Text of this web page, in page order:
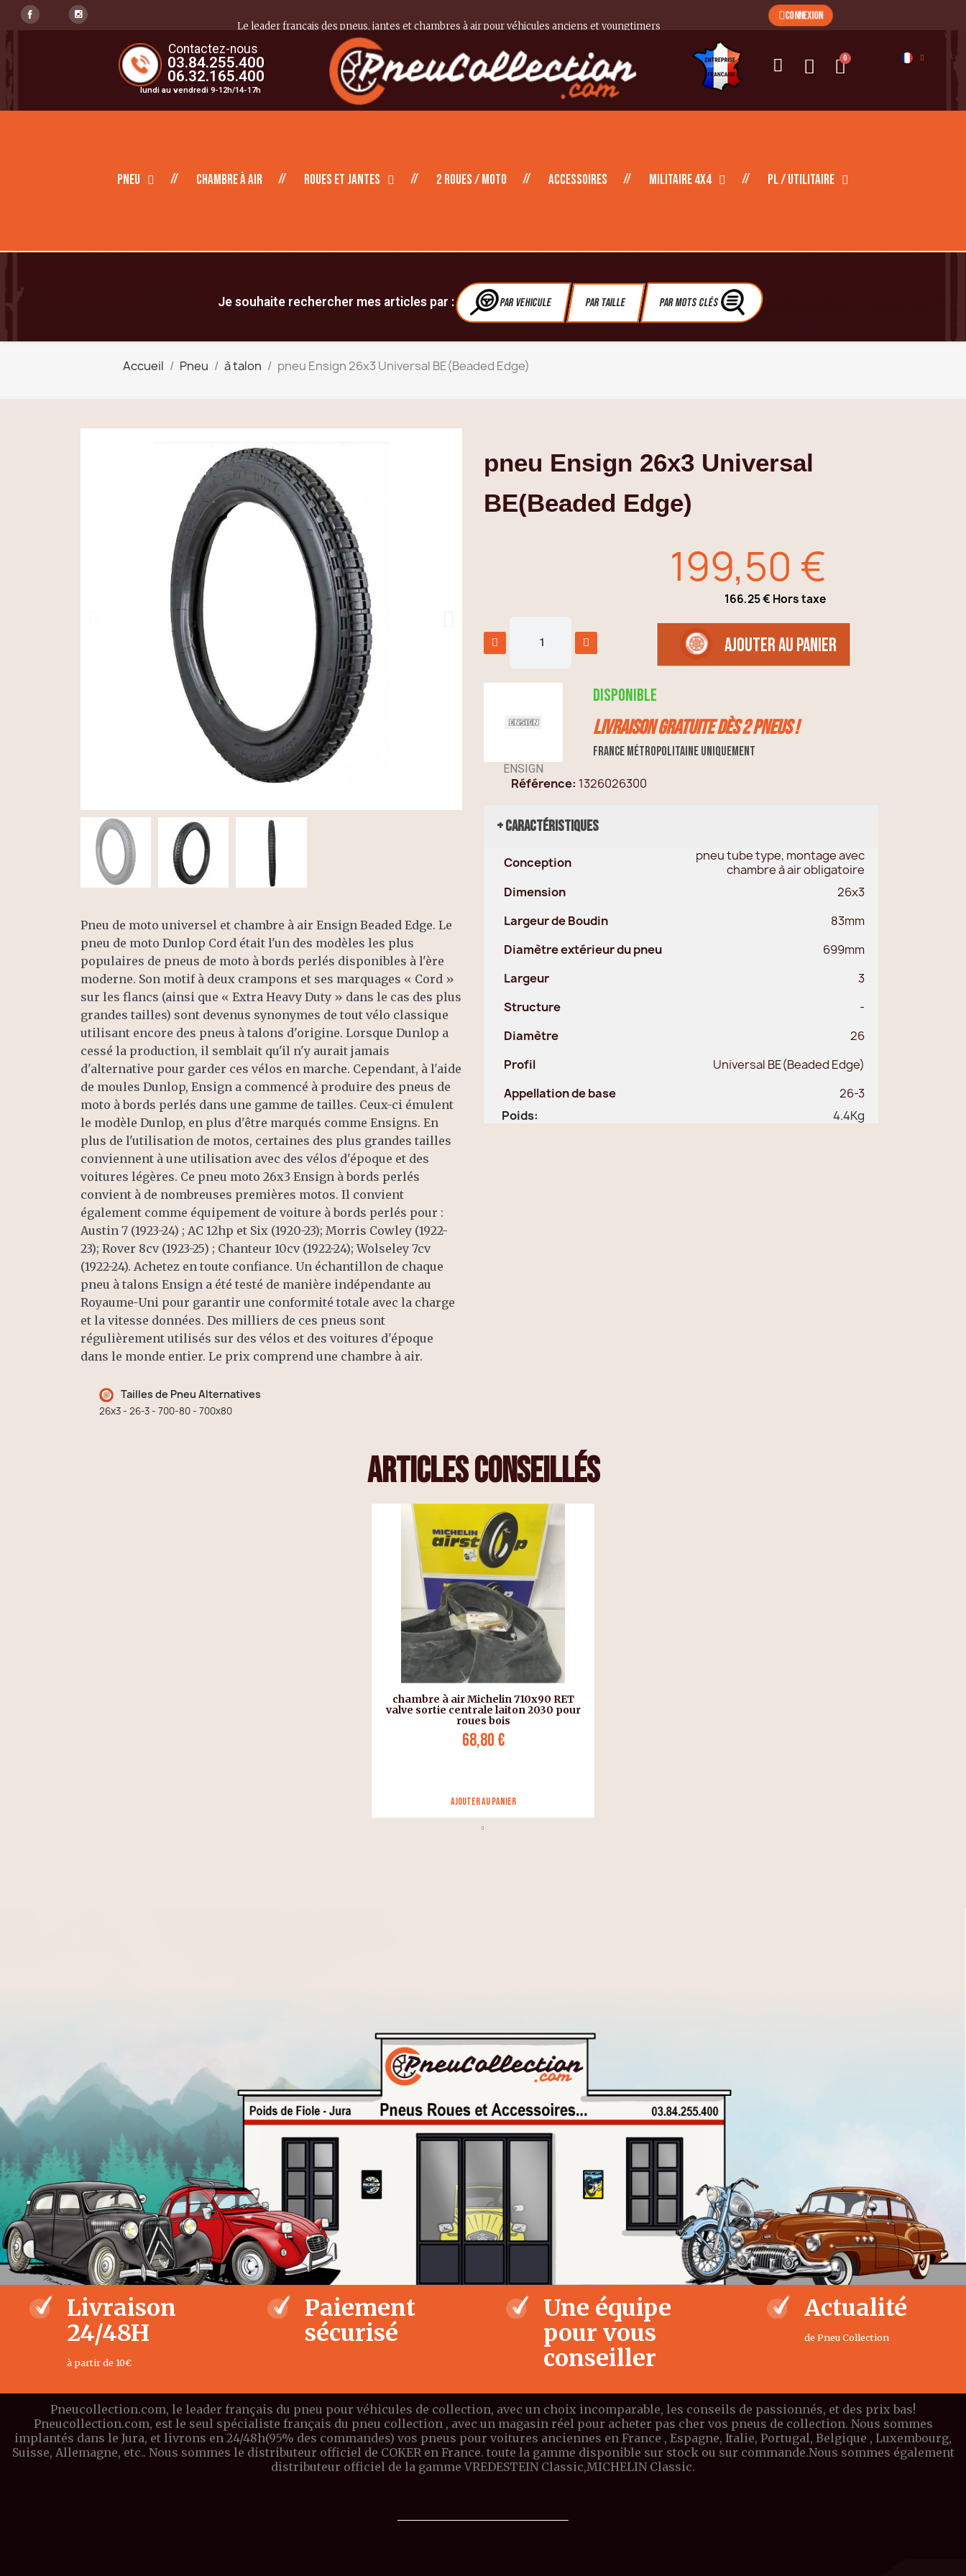
Le leader français des pneus, jantes et chambres à air pour véhicules anciens et youngtimers
CONNEXION
Contactez-nous
03.84.255.400
06.32.165.400
lundi au vendredi 9-12h/14-17h
Pneu Chambre à air Roues et Jantes 2 roues / moto Accessoires Militaire 4X4 PL / Utilitaire
Je souhaite rechercher mes articles par : Par vehicule Par Taille Par Mots clés
Accueil Pneu à talon pneu Ensign 26x3 Universal BE(Beaded Edge)
Pneu de moto universel et chambre à air Ensign Beaded Edge. Le
pneu de moto Dunlop Cord était l'un des modèles les plus
populaires de pneus de moto à bords perlés disponibles à l'ère
moderne. Son motif à deux crampons et ses marquages ​​« Cord »
sur les flancs (ainsi que « Extra Heavy Duty » dans le cas des plus
grandes tailles) sont devenus synonymes de tout vélo classique
utilisant encore des pneus à talons d'origine. Lorsque Dunlop a
cessé la production, il semblait qu'il n'y aurait jamais
d'alternative pour garder ces vélos en marche. Cependant, à l'aide
de moules Dunlop, Ensign a commencé à produire des pneus de
moto à bords perlés dans une gamme de tailles. Ceux-ci émulent
le modèle Dunlop, en plus d'être marqués comme Ensigns. En
plus de l'utilisation de motos, certaines des plus grandes tailles
conviennent à une utilisation avec des vélos d'époque et des
voitures légères. Ce pneu moto 26x3 Ensign à bords perlés
convient à de nombreuses premières motos. Il convient
également comme équipement de voiture à bords perlés pour :
Austin 7 (1923-24) ; AC 12hp et Six (1920-23); Morris Cowley (1922-
23); Rover 8cv (1923-25) ; Chanteur 10cv (1922-24); Wolseley 7cv
(1922-24). Achetez en toute confiance. Un échantillon de chaque
pneu à talons Ensign a été testé de manière indépendante au
Royaume-Uni pour garantir une conformité totale avec la charge
et la vitesse données. Des milliers de ces pneus sont
régulièrement utilisés sur des vélos et des voitures d'époque
dans le monde entier. Le prix comprend une chambre à air.
Tailles de Pneu Alternatives
26x3 - 26-3 - 700-80 - 700x80
pneu Ensign 26x3 Universal
BE(Beaded Edge)
199,50 €
166,25 € Hors taxe
AJOUTER AU PANIER
ENSIGN
Disponible
Livraison GRATUITE dès 2 pneus !
France métropolitaine uniquement
Référence 1326026300
+ Caractéristiques
Conception
pneu tube type, montage avec
chambre à air obligatoire
Dimension
26x3
Largeur de Boudin
83mm
Diamètre extérieur du pneu
699mm
Largeur
3
Structure
-
Diamètre
26
Profil
Universal BE(Beaded Edge)
Appellation de base
26-3
Poids:
4.4Kg
articles conseillés
chambre à air Michelin 710x90 RET
valve sortie centrale laiton 2030 pour
roues bois
68,80 €
Ajouter au panier
Livraison
24/48H
à partir de 10€
Paiement
sécurisé
Une équipe
pour vous
conseiller
Actualité
de Pneu Collection
Pneucollection.com, le leader français du pneu pour véhicules de collection, avec un choix incomparable, les conseils de passionnés, et des prix bas!
Pneucollection.com, est le seul spécialiste français du pneu collection , avec un magasin réel pour acheter pas cher vos pneus de collection. Nous sommes
implantés dans le Jura, et livrons en 24/48h(95% des commandes) vos pneus pour voitures anciennes en France , Espagne, Italie, Portugal, Belgique , Luxembourg,
Suisse, Allemagne, etc.. Nous sommes le distributeur officiel de COKER en France. toute la gamme disponible sur stock ou sur commande.Nous sommes également
distributeur officiel de la gamme VREDESTEIN Classic,MICHELIN Classic.